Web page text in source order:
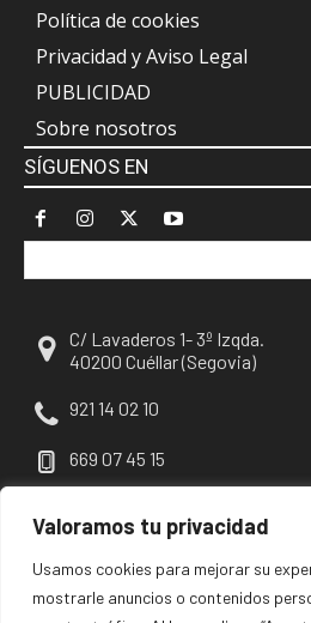
Valoramos tu privacidad
Usamos cookies para mejorar su
mostrarle anuncios o contenidos
Política de cookies
Privacidad y Aviso Legal
PUBLICIDAD
Sobre nosotros
SÍGUENOS EN
C/ Lavaderos 1- 3º Izqda.
40200 Cuéllar (Segovia)
921 14 02 10
669 07 45 15